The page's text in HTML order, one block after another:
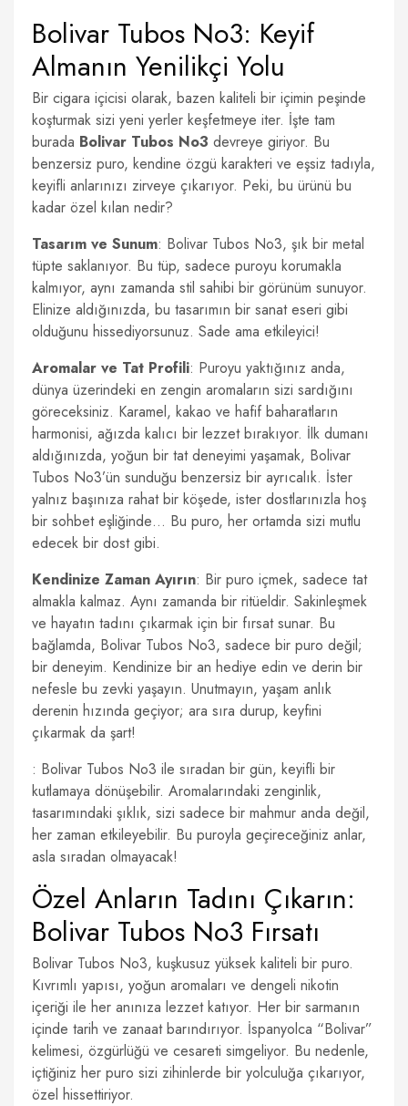
Bolivar Tubos No3: Keyif
Almanın Yenilikçi Yolu
Bir cigara içicisi olarak, bazen kaliteli bir içimin peşinde
koşturmak sizi yeni yerler keşfetmeye iter. İşte tam
burada Bolivar Tubos No3 devreye giriyor. Bu
benzersiz puro, kendine özgü karakteri ve eşsiz tadıyla,
keyifli anlarınızı zirveye çıkarıyor. Peki, bu ürünü bu
kadar özel kılan nedir?
Tasarım ve Sunum: Bolivar Tubos No3, şık bir metal
tüpte saklanıyor. Bu tüp, sadece puroyu korumakla
kalmıyor, aynı zamanda stil sahibi bir görünüm sunuyor.
Elinize aldığınızda, bu tasarımın bir sanat eseri gibi
olduğunu hissediyorsunuz. Sade ama etkileyici!
Aromalar ve Tat Profili: Puroyu yaktığınız anda,
dünya üzerindeki en zengin aromaların sizi sardığını
göreceksiniz. Karamel, kakao ve hafif baharatların
harmonisi, ağızda kalıcı bir lezzet bırakıyor. İlk dumanı
aldığınızda, yoğun bir tat deneyimi yaşamak, Bolivar
Tubos No3’ün sunduğu benzersiz bir ayrıcalık. İster
yalnız başınıza rahat bir köşede, ister dostlarınızla hoş
bir sohbet eşliğinde… Bu puro, her ortamda sizi mutlu
edecek bir dost gibi.
Kendinize Zaman Ayırın: Bir puro içmek, sadece tat
almakla kalmaz. Aynı zamanda bir ritüeldir. Sakinleşmek
ve hayatın tadını çıkarmak için bir fırsat sunar. Bu
bağlamda, Bolivar Tubos No3, sadece bir puro değil;
bir deneyim. Kendinize bir an hediye edin ve derin bir
nefesle bu zevki yaşayın. Unutmayın, yaşam anlık
derenin hızında geçiyor; ara sıra durup, keyfini
çıkarmak da şart!
: Bolivar Tubos No3 ile sıradan bir gün, keyifli bir
kutlamaya dönüşebilir. Aromalarındaki zenginlik,
tasarımındaki şıklık, sizi sadece bir mahmur anda değil,
her zaman etkileyebilir. Bu puroyla geçireceğiniz anlar,
asla sıradan olmayacak!
Özel Anların Tadını Çıkarın:
Bolivar Tubos No3 Fırsatı
Bolivar Tubos No3, kuşkusuz yüksek kaliteli bir puro.
Kıvrımlı yapısı, yoğun aromaları ve dengeli nikotin
içeriği ile her anınıza lezzet katıyor. Her bir sarmanın
içinde tarih ve zanaat barındırıyor. İspanyolca “Bolivar”
kelimesi, özgürlüğü ve cesareti simgeliyor. Bu nedenle,
içtiğiniz her puro sizi zihinlerde bir yolculuğa çıkarıyor,
özel hissettiriyor.